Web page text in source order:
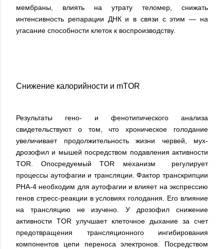
мембраны, влиять на утрату теломер, снижать
интенсивность репарации ДНК и в связи с этим — на
угасание способности клеток к воспроизводству.
Снижение калорийности и mTOR
Результаты гено- и фенотипического анализа
свидетельствуют о том, что хроническое голодание
увеличивает продолжительность жизни червей, мух-
дрозофил и мышей посредством подавления активности
TOR. Опосредуемый TOR механизм регулирует
процессы аутофагии и трансляции. Фактор транскрипции
PHA-4 необходим для аутофагии и влияет на экспрессию
генов стресс-реакции в условиях голодания. Его влияние
на трансляцию не изучено. У дрозофил снижение
активности TOR улучшает клеточное дыхание за счет
предотвращения трансляционного ингибирования
компонентов цепи переноса электронов. Посредством